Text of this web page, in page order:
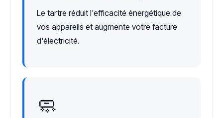
Le tartre réduit l'efficacité énergétique de
vos appareils et augmente votre facture
d'électricité.
🧼